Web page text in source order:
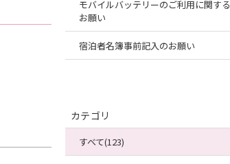
モバイルバッテリーのご利用に関する
お願い
宿泊者名簿事前記入のお願い
カテゴリ
すべて(123)